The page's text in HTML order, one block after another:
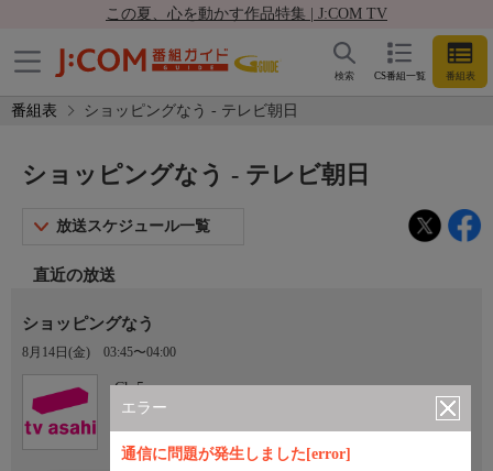
この夏、心を動かす作品特集 | J:COM TV
CS番組一覧 番組表
検索
番組表 ショッピングなう - テレビ朝日
エラー
通信に問題が発生しました[error]
ショッピングなう - テレビ朝日
放送スケジュール一覧
直近の放送
ショッピングなう
8月14日(金) 03:45〜04:00
Ch.5
テレビ朝日